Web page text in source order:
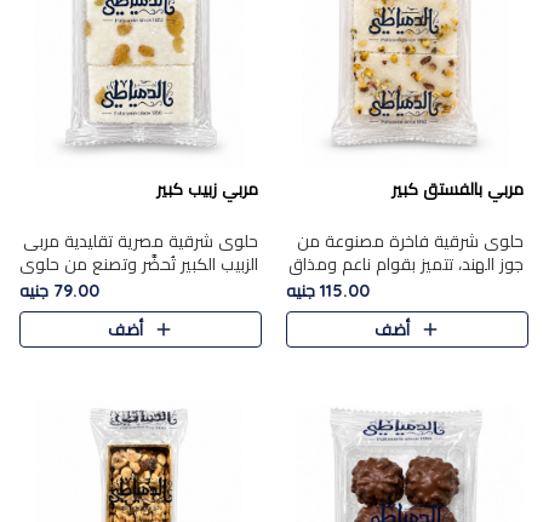
مربي بالفستق كبير
حلوى شرقية فاخرة مصنوعة من
جوز الهند، تتميز بقوام ناعم ومذاق
غني، وتزين بقطع من الفستق
الفاخر التي تضيف عليها قرمشة
115.00 جنيه
أضف
مربي زبيب كبير
حلوى شرقية مصرية تقليدية مربى
الزبيب الكبير تُحضَّر وتصنع من حلوي
جوز الهند باسد بقوام طري ومذاق
غني، وتُزين وتغطا بحبات الزبيب
الذهبي التي ..
79.00 جنيه
أضف